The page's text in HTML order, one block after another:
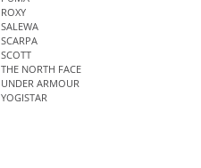
ROXY
SALEWA
SCARPA
SCOTT
THE NORTH FACE
UNDER ARMOUR
YOGISTAR